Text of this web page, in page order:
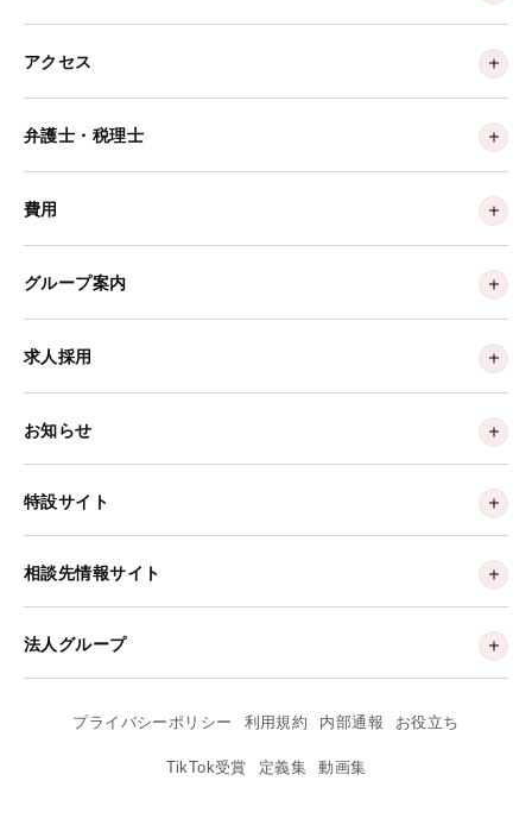
アクセス
弁護士・税理士
費用
グループ案内
求人採用
お知らせ
特設サイト
相談先情報サイト
法人グループ
プライバシーポリシー 利用規約 内部通報 お役立ち
TikTok受賞 定義集 動画集